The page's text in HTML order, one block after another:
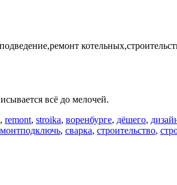
всё до мелочей.
, remont, stroika, воренбурге, дёшего,
, сварка, строительство,